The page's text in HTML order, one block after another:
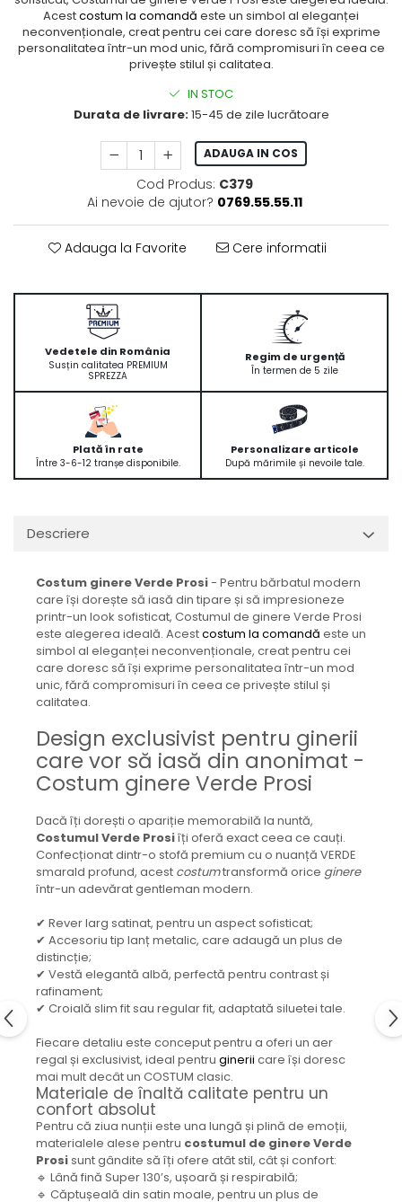
Acestcostum la comandă este un simbol al eleganței
neconvenționale, creat pentru cei care doresc să își exprime
personalitatea într-un mod unic, fără compromisuri în ceea ce
privește stilul și calitatea.
IN STOC
Durata de livrare:15-45 de zile lucrătoare
ADAUGA IN COS
Cod Produs: C379
Ai nevoie de ajutor? 0769.55.55.11
Adauga la Favorite Cere informatii
Vedetele din România
Susțin calitatea PREMIUM
SPREZZA
Regim de urgență
În termen de 5 zile
Plată în rate
Între 3-6-12 tranșe disponibile.
Personalizare articole
După mărimile și nevoile tale.
Descriere
Costum ginere Verde Prosi- Pentru bărbatul modern
care își dorește să iasă din tipare și să impresioneze
printr-un look sofisticat, Costumul de ginere Verde Prosi
este alegerea ideală. Acestcostum la comandă este un
simbol al eleganței neconvenționale, creat pentru cei
care doresc să își exprime personalitatea într-un mod
unic, fără compromisuri în ceea ce privește stilul și
calitatea.
Design exclusivist pentru ginerii
care vor să iasă din anonimat -
Costum ginere Verde Prosi
Dacă îți dorești o apariție memorabilă la nuntă,
Costumul Verde Prosiîți oferă exact ceea ce cauți.
Confecționat dintr-o stofă premium cu o nuanță VERDE
smarald profund, acest costumtransformă orice ginere
într-un adevărat gentleman modern.
✔ Rever larg satinat, pentru un aspect sofisticat;
✔ Accesoriu tip lanț metalic, care adaugă un plus de
distincție;
✔ Vestă elegantă albă, perfectă pentru contrast și
rafinament;
✔ Croială slim fit sau regular fit, adaptată siluetei tale.
Fiecare detaliu este conceput pentru a oferi un aer
regal și exclusivist, ideal pentru ginerii care își doresc
mai mult decât un COSTUM clasic.
Materiale de înaltă calitate pentru un
confort absolut
Pentru că ziua nunții este una lungă și plină de emoții,
materialele alese pentru costumul de ginere Verde
Prosisunt gândite să îți ofere atât stil, cât și confort:
🔹 Lână fină Super 130’s, ușoară și respirabilă;
🔹 Căptușeală din satin moale, pentru un plus de